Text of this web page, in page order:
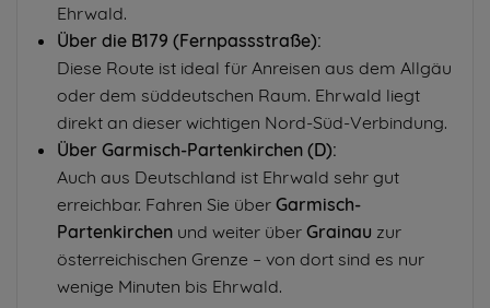
Ehrwald.
Über die B179 (Fernpassstraße):
Diese Route ist ideal für Anreisen aus dem Allgäu
oder dem süddeutschen Raum. Ehrwald liegt
direkt an dieser wichtigen Nord-Süd-Verbindung.
Über Garmisch-Partenkirchen (D):
Auch aus Deutschland ist Ehrwald sehr gut
erreichbar. Fahren Sie über Garmisch-
Partenkirchen und weiter über Grainau zur
österreichischen Grenze – von dort sind es nur
wenige Minuten bis Ehrwald.